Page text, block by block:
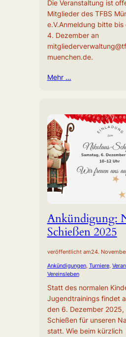
Die Veranstaltung ist
Mitglieder des TFBS
e.V.Anmeldung bitte bis
4. Dezember an
muenchen.de.
Mehr …
Ankündigung:
Schießen 2025
veröffentlicht am24.
Ankündigungen, Turniere,
Vereinsleben
Statt des normalen
Jugendtrainings findet
den 6. Dezember 2025,
Schießen für unseren
statt. Wie beim kürzlich